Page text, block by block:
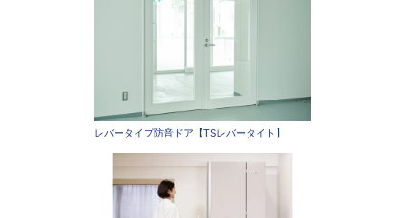
レバータイプ防音ドア【TSレバータイト】